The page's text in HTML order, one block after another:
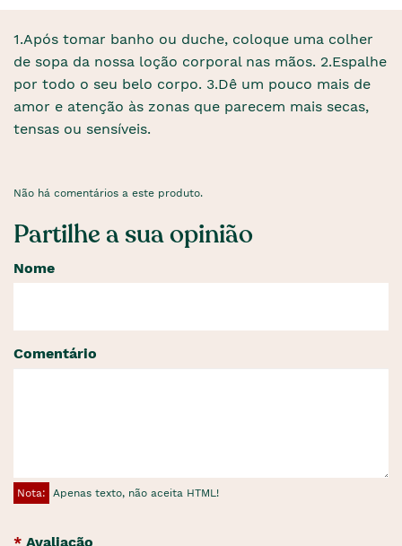
1.Após tomar banho ou duche, coloque uma colher
de sopa da nossa loção corporal nas mãos. 2.Espalhe
por todo o seu belo corpo. 3.Dê um pouco mais de
amor e atenção às zonas que parecem mais secas,
tensas ou sensíveis.
Não há comentários a este produto.
Partilhe a sua opinião
Nome
Comentário
Nota: Apenas texto, não aceita HTML!
Avaliação